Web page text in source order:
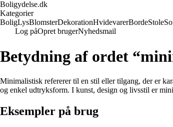
Boligydelse.dk
Kategorier
BoligLysBlomsterDekorationHvidevarerBordeStole
Log påOpret brugerNyhedsmail
Betydning af ordet
Minimalistisk refererer til en stil eller tilgang, der er
og enkel udtryksform. I kunst, design og livsstil er
Eksempler på brug